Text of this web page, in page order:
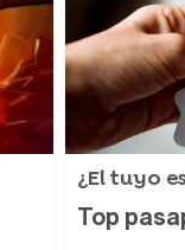
¿El tuyo
Top